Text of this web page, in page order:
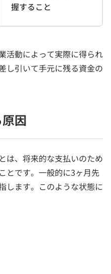
握すること
活動によって実際に得られ
し引いて手元に残る資金の
因
は、将来的な支払いのため
とです。一般的に3ヶ月先
します。このような状態に